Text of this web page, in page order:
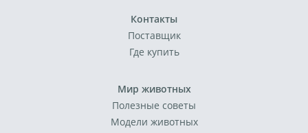
Контакты
Поставщик
Где купить
Мир животных
Полезные советы
Модели животных